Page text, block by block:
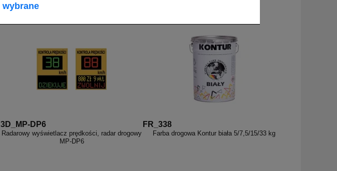
3D_MP-DP6
Radarowy wyświetlacz prędkości, radar drogowy
MP-DP6
FR_338
Farba drogowa Kontur biała 5/7,5/15/33 kg